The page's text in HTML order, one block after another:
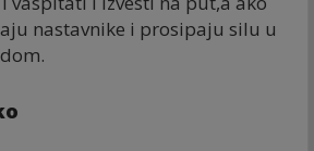
nastavnike i prosipaju silu u